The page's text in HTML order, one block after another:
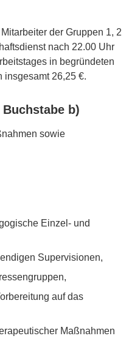
der Gruppen 1, 2
nach 22.00 Uhr
in begründeten
insgesamt 26,25 €.
b)
sowie
Einzel- und
Supervisionen,
auf das
Maßnahmen